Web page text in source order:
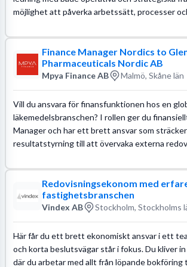
möjlighet att påverka arbetssätt, processer
Finance Manager Nordics to
Pharmaceuticals Nordic AB
Mpya Finance AB Malmö, Skåne län
Vill du ansvara för finansfunktionen hos en
läkemedelsbranschen? I rollen ger du
Manager och har ett brett ansvar som
resultatstyrning till att övervaka externa
Redovisningsekonom med
fastighetsbranschen
Vindex AB Stockholm, Stockholms
Här får du ett brett ekonomiskt ansvar i ett
och korta beslutsvägar står i fokus. Du kliver
där du arbetar med allt från löpande bokföring